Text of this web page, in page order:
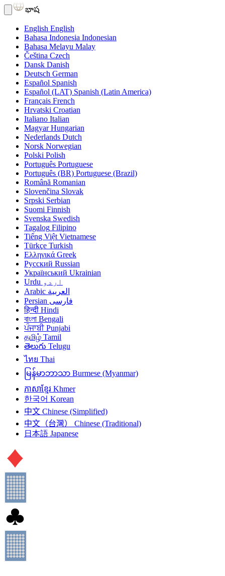
భాష
English English
Bahasa Indonesia Indonesian
Bahasa Melayu Malay
Čeština Czech
Dansk Danish
Deutsch German
Español Spanish
Español (LAT) Spanish (Latin America)
Français French
Hrvatski Croatian
Italiano Italian
Magyar Hungarian
Nederlands Dutch
Norsk Norwegian
Polski Polish
Português Portuguese
Português (BR) Portuguese (Brazil)
Română Romanian
Slovenčina Slovak
Srpski Serbian
Suomi Finnish
Svenska Swedish
Tagalog Filipino
Tiếng Việt Vietnamese
Türkçe Turkish
Ελληνικά Greek
Русский Russian
Український Ukrainian
اردو Urdu
العربية Arabic
فارسی Persian
हिन्दी Hindi
বাংলা Bengali
ਪੰਜਾਬੀ Punjabi
தமிழ் Tamil
తెలుగు Telugu
ไทย Thai
မြန်မာဘာသာ Burmese (Myanmar)
ភាសាខ្មែរ Khmer
한국어 Korean
中文 Chinese (Simplified)
中文（台灣）
Chinese (Traditional)
日本語 Japanese